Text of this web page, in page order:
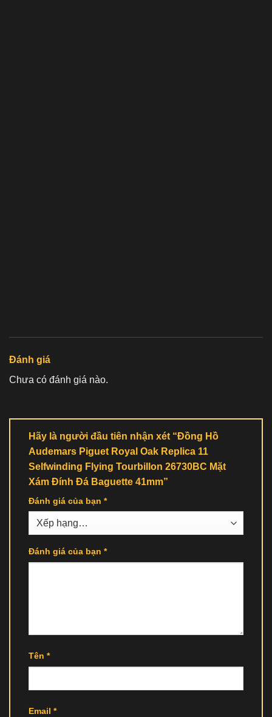
Đánh giá
Chưa có đánh giá nào.
Hãy là người đầu tiên nhận xét “Đồng Hồ
Audemars Piguet Royal Oak Replica 11
Selfwinding Flying Tourbillon 26730BC Mặt
Xám Đính Đá Baguette 41mm”
Đánh giá của bạn *
Đánh giá của bạn *
Tên *
Email *